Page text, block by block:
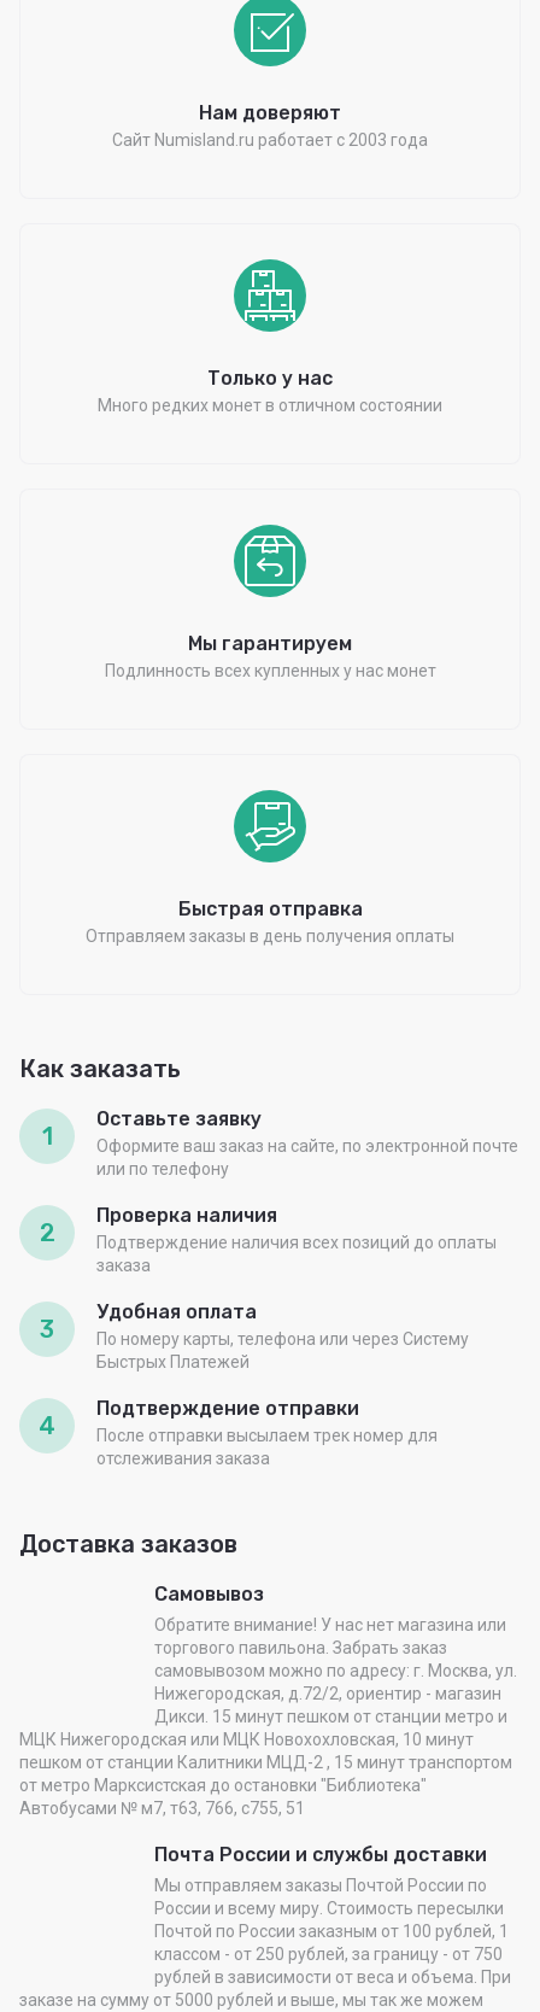
Нам доверяют
Сайт Numisland.ru работает с 2003 года
Только у нас
Много редких монет в отличном состоянии
Мы гарантируем
Подлинность всех купленных у нас монет
Быстрая отправка
Отправляем заказы в день получения оплаты
Как заказать
1
Оставьте заявку
Оформите ваш заказ на сайте, по электронной почте
или по телефону
2
Проверка наличия
Подтверждение наличия всех позиций до оплаты
заказа
3
Удобная оплата
По номеру карты, телефона или через Систему
Быстрых Платежей
4
Подтверждение отправки
После отправки высылаем трек номер для
отслеживания заказа
Доставка заказов
Самовывоз
Обратите внимание! У нас нет магазина или
торгового павильона. Забрать заказ
самовывозом можно по адресу: г. Москва, ул.
Нижегородская, д.72/2, ориентир - магазин
Дикси. 15 минут пешком от станции метро и
МЦК Нижегородская или МЦК Новохохловская, 10 минут
пешком от станции Калитники МЦД-2 , 15 минут транспортом
от метро Марксистская до остановки "Библиотека"
Автобусами № м7, т63, 766, с755, 51
Почта России и службы доставки
Мы отправляем заказы Почтой России по
России и всему миру. Стоимость пересылки
Почтой по России заказным от 100 рублей, 1
классом - от 250 рублей, за границу - от 750
рублей в зависимости от веса и объема. При
заказе на сумму от 5000 рублей и выше, мы так же можем